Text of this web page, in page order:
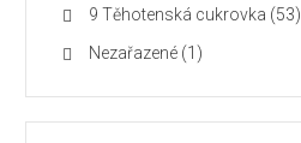
9 Těhotenská cukrovka (53)
Nezařazené (1)